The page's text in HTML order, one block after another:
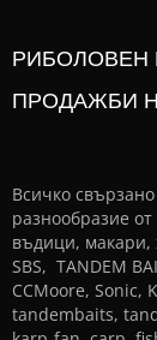
РИБОЛОВЕН
ПРОДАЖБИ
Всичко
разнообразие
въдици, макари,
SBS, TANDEM
CCMoore, Sonic,
tandembaits,